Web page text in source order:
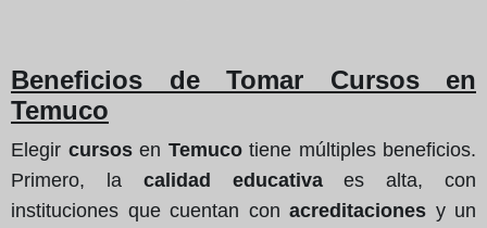
Beneficios de Tomar Cursos en
Temuco
Elegir cursosen Temucotiene múltiples beneficios.
Primero, la calidad educativaes alta, con
instituciones que cuentan con acreditaciones y un